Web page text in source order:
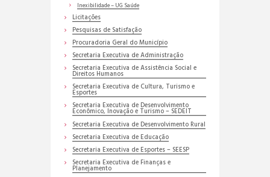
Inexibilidade – UG Saúde
Licitações
Pesquisas de Satisfação
Procuradoria Geral do Município
Secretaria Executiva de Administração
Secretaria Executiva de Assistência Social e
Direitos Humanos
Secretaria Executiva de Cultura, Turismo e
Esportes
Secretaria Executiva de Desenvolvimento
Econômico, Inovação e Turismo – SEDEIT
Secretaria Executiva de Desenvolvimento Rural
Secretaria Executiva de Educação
Secretaria Executiva de Esportes – SEESP
Secretaria Executiva de Finanças e
Planejamento